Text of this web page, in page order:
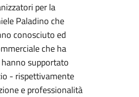
per la
Paladino che
conosciuto ed
che ha
supportato
- rispettivamente
e professionalità